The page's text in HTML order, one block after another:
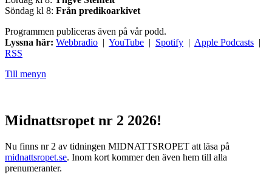
Söndag kl 8: Från predikoarkivet
Programmen publiceras även på vår podd.
Lyssna här: Webbradio | YouTube | Spotify | Apple Podcasts |
RSS
Till menyn
Midnattsropet nr 2 2026!
Nu finns nr 2 av tidningen MIDNATTSROPET att läsa på
midnattsropet.se. Inom kort kommer den även hem till alla
prenumeranter.